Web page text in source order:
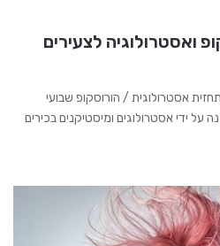
ואסטרולוגיה לצעירים
אסטרולוגית / הורוסקופ שבועי
על ידי אסטרולוגים ומיסטיקנים בכירים